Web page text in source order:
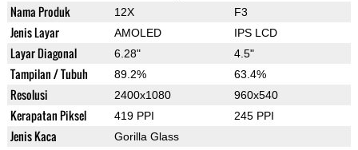
Nama Produk 12X F3
Jenis Layar AMOLED IPS LCD
Layar Diagonal 6.28" 4.5"
Tampilan / Tubuh 89.2% 63.4%
Resolusi 2400x1080 960x540
Kerapatan Piksel 419 PPI 245 PPI
Jenis Kaca Gorilla Glass